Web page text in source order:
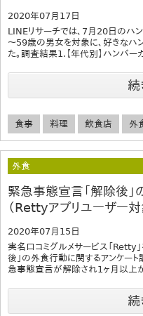
2020年07月17日
LINEリサーチでは、7月20日のハ
～59歳の男女を対象に、好きなハ
た。調査結果1.【年代別】ハンバー
続
食事 料理 飲食店 外
外食
緊急事態宣言「解除後
（Rettyアプリユーザー対
2020年07月15日
実名口コミグルメサービス「Retty
後」の外食行動に関するアンケー
急事態宣言が解除され1ヶ月以上
続